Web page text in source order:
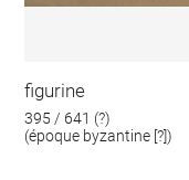
figurine
395 / 641 (?)
(époque byzantine [?])